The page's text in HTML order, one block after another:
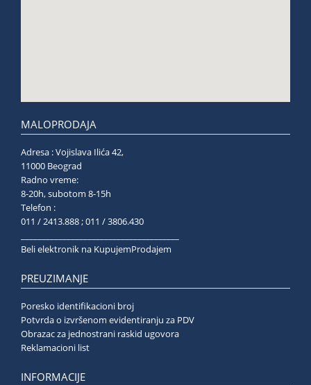
MALOPRODAJA
Adresa : Vojislava Ilića 42,
11000 Beograd
Radno vreme:
8-20h, subotom 8-15h
Telefon :
011 / 2413.888 ; 011 / 3806.430
Beli elektronik na KupujemProdajem
PREUZIMANJE
Poresko identifikacioni broj
Potvrda o izvršenom evidentiranju za PDV
Obrazac za jednostrani raskid ugovora
Reklamacioni list
INFORMACIJE